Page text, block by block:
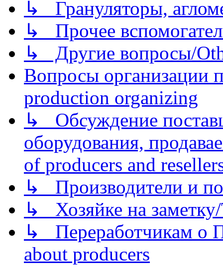
↳ Грануляторы,
↳ Прочее
↳ Другие вопросы/
Вопросы организации
production organizing
↳ Обсуждение
оборудования,
of producers and
↳ Производители и
↳ Хозяйке на
↳ Переработчикам о
about producers